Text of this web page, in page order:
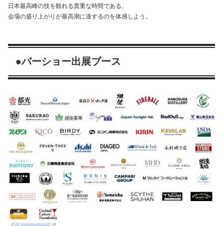
日本最高峰の技を観れる貴重な時間である。
会場の盛り上がりが最高潮に達するのを体感しよう。
●バーショー出展ブース
http://tokyobarshow.com/index.html